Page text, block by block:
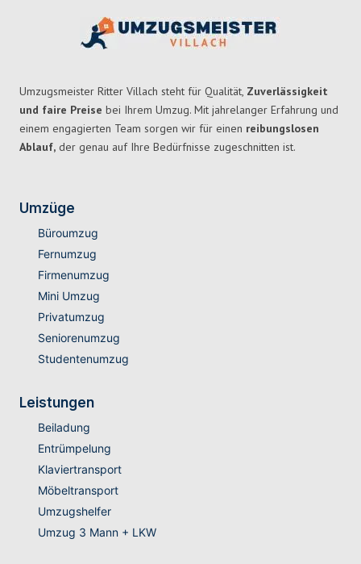
Umzugsmeister Ritter Villach steht für Qualität, Zuverlässigkeit
und faire Preise bei Ihrem Umzug. Mit jahrelanger Erfahrung und
einem engagierten Team sorgen wir für einen reibungslosen
Ablauf, der genau auf Ihre Bedürfnisse zugeschnitten ist.
Umzüge
Büroumzug
Fernumzug
Firmenumzug
Mini Umzug
Privatumzug
Seniorenumzug
Studentenumzug
Leistungen
Beiladung
Entrümpelung
Klaviertransport
Möbeltransport
Umzugshelfer
Umzug 3 Mann + LKW